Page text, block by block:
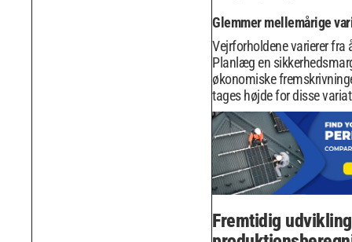
Glemmer mellemårige
Vejrforholdene varierer fra
Planlæg en
økonomiske
tages højde for disse
Fremtidig